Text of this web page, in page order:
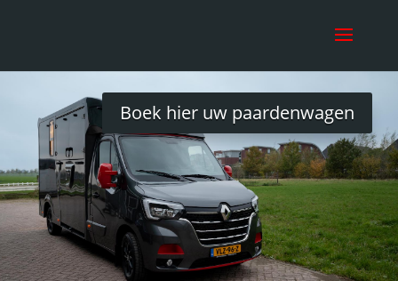
Boek hier uw paardenwagen